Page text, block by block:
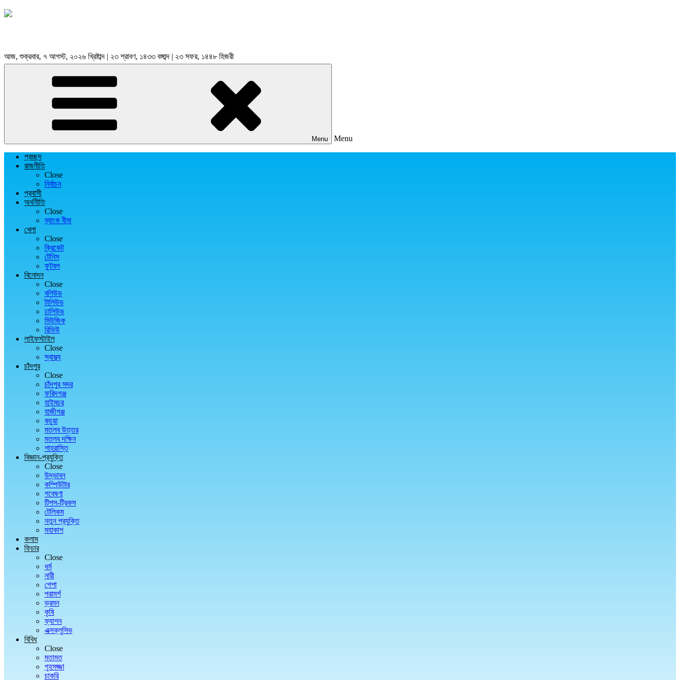
আজ, শুক্রবার, ৭ আগস্ট, ২০২৬ খ্রিষ্টাব্দ | ২৩ শ্রাবণ, ১৪৩৩ বঙ্গাব্দ | ২৩ সফর, ১৪৪৮ হিজরী
Menu Menu
প্রচ্ছদ
রাজনীতি
Close
নির্বাচন
প্রবাসী
অর্থনীতি
Close
ব্যাংক বীমা
খেলা
Close
ক্রিকেট
টেনিস
ফুটবল
বিনোদন
Close
বলিউড
টালিউড
ঢালিউড
মিউজিক
রিভিউ
লাইফস্টাইল
Close
স্বাস্থ্য
চাঁদপুর
Close
চাঁদপুর সদর
ফরিদগঞ্জ
হাইমচর
হাজীগঞ্জ
কচুয়া
মতলব উত্তর
মতলব দক্ষিন
শাহরাস্তি
বিজ্ঞান-প্রযুক্তি
Close
উদ্ভাবন
কম্পিউটার
গবেষণা
টিপস-ট্রিকস
টেলিকম
নতুন প্রযুক্তি
মহাকাশ
কলাম
ফিচার
Close
ধর্ম
নারী
পেশা
পরামর্শ
ভ্রমন
কৃষি
ফ্যাশন
এক্সক্লুসিভ
বিবিধ
Close
মতামত
গৃহসজ্জা
চাকরি